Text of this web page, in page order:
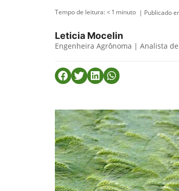
Tempo de leitura:< 1 minuto | Publicado
Leticia Mocelin
Engenheira Agrônoma | Analista